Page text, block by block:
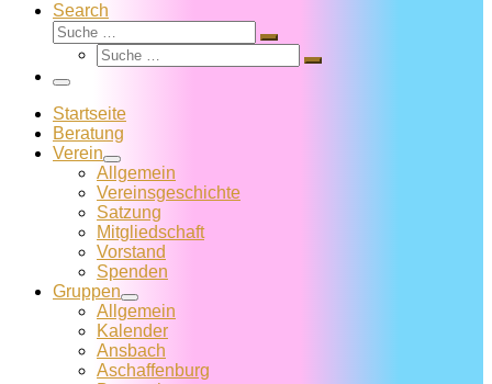
Search
Suche
Suche
Suche
Suche
Menü
Startseite
Beratung
Verein
Allgemein
Vereins­geschichte
Satzung
Mitglied­schaft
Vorstand
Spenden
Gruppen
Allgemein
Kalender
Ansbach
Aschaffenburg